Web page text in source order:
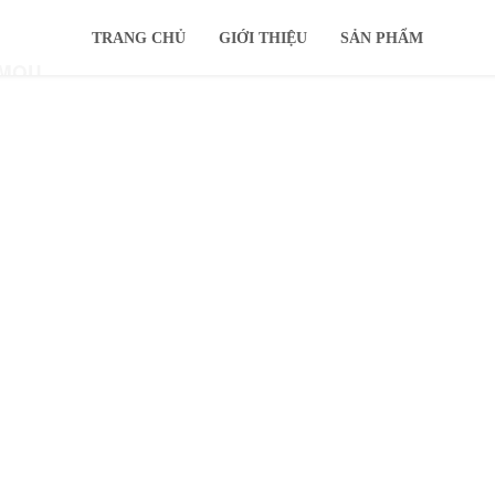
TRANG CHỦ GIỚI THIỆU SẢN PHẨM